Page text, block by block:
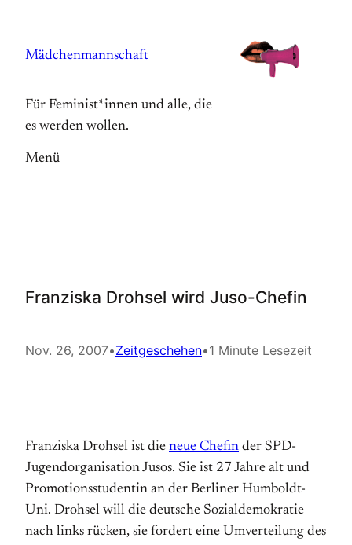
springen
Mädchenmannschaft
Für Feminist*innen und alle, die
es werden wollen.
Menü
Franziska Drohsel wird Juso-Chefin
Nov. 26, 2007•Zeitgeschehen•1 Minute Lesezeit
Franziska Drohsel ist die neue Chefin der SPD-
Jugendorganisation Jusos. Sie ist 27 Jahre alt und
Promotionsstudentin an der Berliner Humboldt-
Uni. Drohsel will die deutsche Sozialdemokratie
nach links rücken, sie fordert eine Umverteilung des